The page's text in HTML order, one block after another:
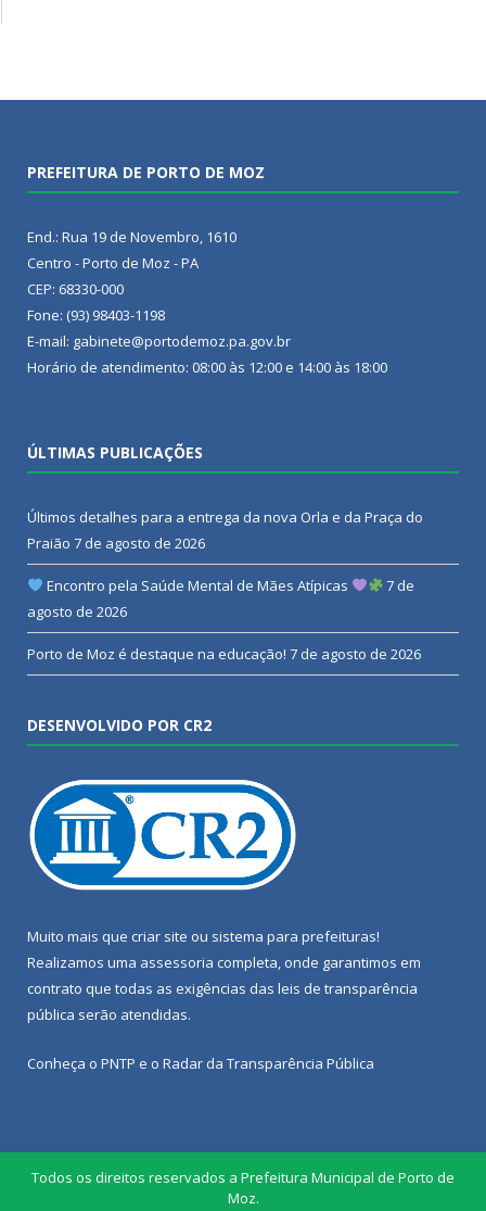
PREFEITURA DE PORTO DE MOZ
End.: Rua 19 de Novembro, 1610
Centro - Porto de Moz - PA
CEP: 68330-000
Fone: (93) 98403-1198
E-mail: gabinete@portodemoz.pa.gov.br
Horário de atendimento: 08:00 às 12:00 e 14:00 às 18:00
ÚLTIMAS PUBLICAÇÕES
Últimos detalhes para a entrega da nova Orla e da Praça do
Praião 7 de agosto de 2026
Encontro pela Saúde Mental de Mães Atípicas
7 de
agosto de 2026
Porto de Moz é destaque na educação! 7 de agosto de 2026
DESENVOLVIDO POR CR2
Muito mais que criar site ou sistema para prefeituras!
Realizamos uma assessoria completa, onde garantimos em
contrato que todas as exigências das leis de transparência
pública serão atendidas.
Conheça o PNTP e o Radar da Transparência Pública
Todos os direitos reservados a Prefeitura Municipal de Porto de
Moz.